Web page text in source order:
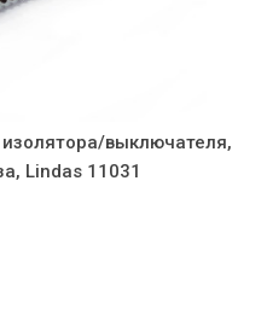
выключателя,
Lindas 11031